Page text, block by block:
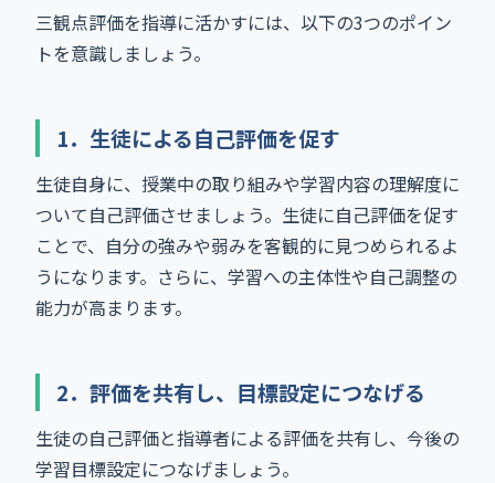
三観点評価を指導に活かすには、以下の3つのポイン
トを意識しましょう。
1．生徒による自己評価を促す
生徒自身に、授業中の取り組みや学習内容の理解度に
ついて自己評価させましょう。生徒に自己評価を促す
ことで、自分の強みや弱みを客観的に見つめられるよ
うになります。さらに、学習への主体性や自己調整の
能力が高まります。
2．評価を共有し、目標設定につなげる
生徒の自己評価と指導者による評価を共有し、今後の
学習目標設定につなげましょう。